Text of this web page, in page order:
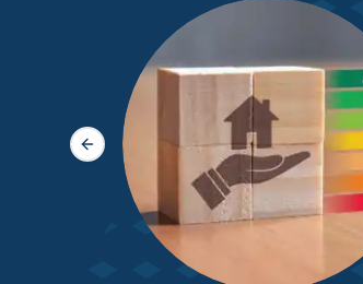
Slide précédente